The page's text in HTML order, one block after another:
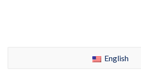
English